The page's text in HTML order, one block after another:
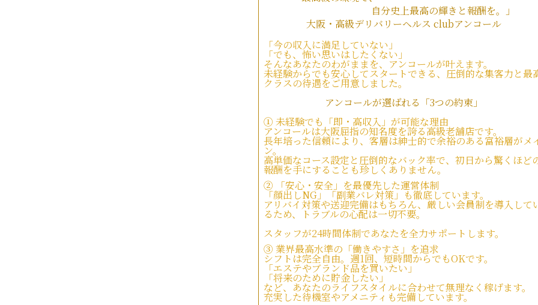
自分史上最高の輝きと報酬を。」
大阪・高級デリバリーヘルス clubアンコール
「今の収入に満足していない」
「でも、怖い思いはしたくない」
そんなあなたのわがままを、アンコールが叶えます。
未経験からでも安心してスタートできる、圧倒的な集客力と最
クラスの待遇をご用意しました。
アンコールが選ばれる「3つの約束」
① 未経験でも「即・高収入」が可能な理由
アンコールは大阪屈指の知名度を誇る高級老舗店です。
長年培った信頼により、客層は紳士的で余裕のある富裕層がメ
ン。
高単価なコース設定と圧倒的なバック率で、初日から驚くほど
報酬を手にすることも珍しくありません。
② 「安心・安全」を最優先した運営体制
「顔出しNG」「副業バレ対策」も徹底しています。
アリバイ対策や送迎完備はもちろん、厳しい会員制を導入して
るため、トラブルの心配は一切不要。
スタッフが24時間体制であなたを全力サポートします。
③ 業界最高水準の「働きやすさ」を追求
シフトは完全自由。週1回、短時間からでもOKです。
「エステやブランド品を買いたい」
「将来のために貯金したい」
など、あなたのライフスタイルに合わせて無理なく稼げます。
充実した待機室やアメニティも完備しています。